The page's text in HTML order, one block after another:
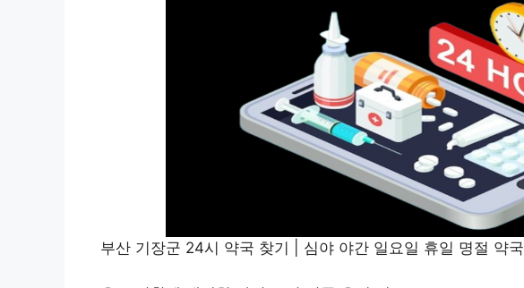
부산 기장군 24시 약국 찾기 | 심야 야간 일요일 휴일 명절 약국